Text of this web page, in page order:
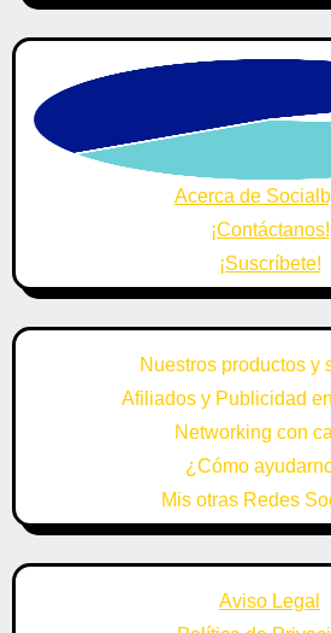
Acerca de
¡Contáctanos!
¡Suscríbete!
Nuestros productos y
Afiliados y Publicidad
Networking con
¿Cómo
Mis otras Redes
Aviso Legal